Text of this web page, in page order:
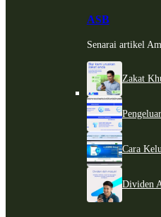
ASB
Senarai artikel
Zakat
Cara
Dividen